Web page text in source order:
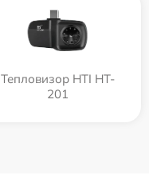
Тепловизор HTI HT-
201